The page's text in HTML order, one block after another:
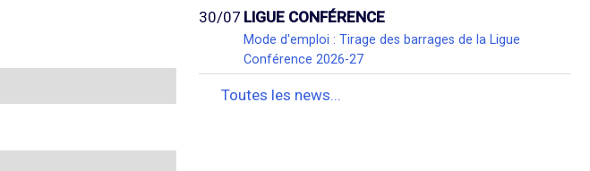
30/07 LIGUE CONFÉRENCE
Mode d'emploi : Tirage des barrages de la Ligue
Conférence 2026-27
Toutes les news...